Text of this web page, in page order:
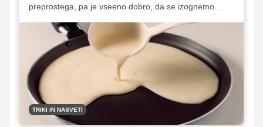
preprostega, pa je vseeno dobro, da se izognemo
palačinke niso mehke, rahle in tudi okusne.
TRIKI IN NASVETI